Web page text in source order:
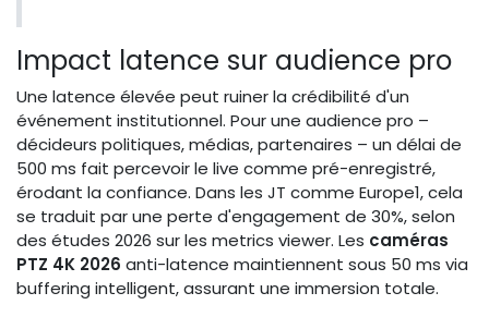
Impact latence sur audience pro
Une latence élevée peut ruiner la crédibilité d'un
événement institutionnel. Pour une audience pro –
décideurs politiques, médias, partenaires – un délai de
500 ms fait percevoir le live comme pré-enregistré,
érodant la confiance. Dans les JT comme Europe1, cela
se traduit par une perte d'engagement de 30%, selon
des études 2026 sur les metrics viewer. Les caméras
PTZ 4K 2026 anti-latence maintiennent sous 50 ms via
buffering intelligent, assurant une immersion totale.